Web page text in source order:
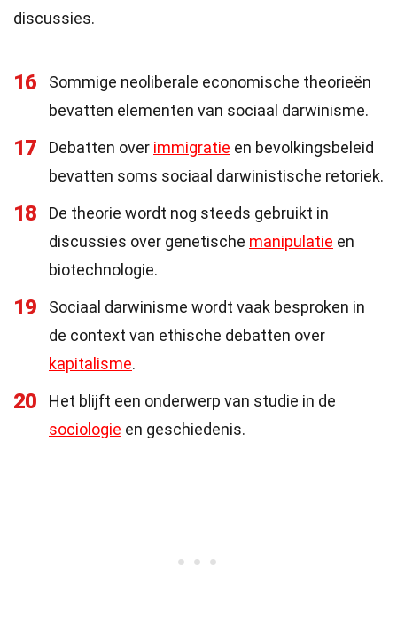
discussies.
16
Sommige neoliberale economische theorieën
bevatten elementen van sociaal darwinisme.
17 Debatten over immigratie en bevolkingsbeleid
bevatten soms sociaal darwinistische retoriek.
18
De theorie wordt nog steeds gebruikt in
discussies over genetische manipulatie en
biotechnologie.
19
Sociaal darwinisme wordt vaak besproken in
de context van ethische debatten over
kapitalisme.
20
Het blijft een onderwerp van studie in de
sociologie en geschiedenis.